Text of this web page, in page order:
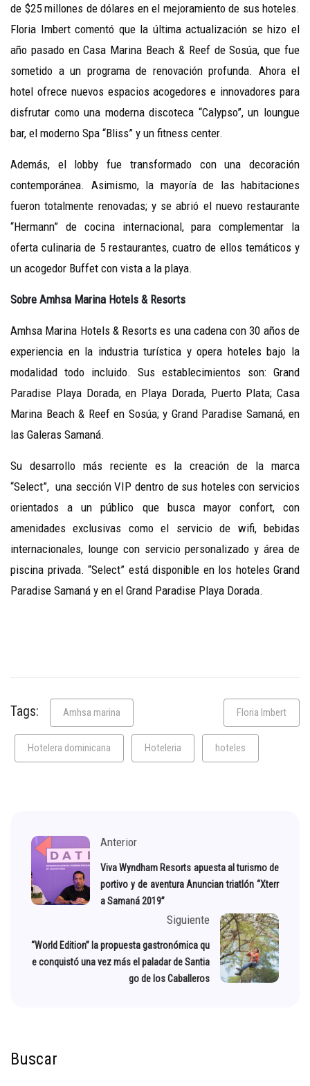
de $25 millones de dólares en el mejoramiento de sus hoteles.
Floria Imbert comentó que la última actualización se hizo el
año pasado en Casa Marina Beach & Reef de Sosúa, que fue
sometido a un programa de renovación profunda. Ahora el
hotel ofrece nuevos espacios acogedores e innovadores para
disfrutar como una moderna discoteca “Calypso”, un loungue
bar, el moderno Spa “Bliss” y un fitness center.
Además, el lobby fue transformado con una decoración
contemporánea. Asimismo, la mayoría de las habitaciones
fueron totalmente renovadas; y se abrió el nuevo restaurante
“Hermann” de cocina internacional, para complementar la
oferta culinaria de 5 restaurantes, cuatro de ellos temáticos y
un acogedor Buffet con vista a la playa.
Sobre Amhsa Marina Hotels & Resorts
Amhsa Marina Hotels & Resorts es una cadena con 30 años de
experiencia en la industria turística y opera hoteles bajo la
modalidad todo incluido. Sus establecimientos son: Grand
Paradise Playa Dorada, en Playa Dorada, Puerto Plata; Casa
Marina Beach & Reef en Sosúa; y Grand Paradise Samaná, en
las Galeras Samaná.
Su desarrollo más reciente es la creación de la marca
“Select”, una sección VIP dentro de sus hoteles con servicios
orientados a un público que busca mayor confort, con
amenidades exclusivas como el servicio de wifi, bebidas
internacionales, lounge con servicio personalizado y área de
piscina privada. “Select” está disponible en los hoteles Grand
Paradise Samaná y en el Grand Paradise Playa Dorada.
Tags: Amhsa marina Floria Imbert
Hotelera dominicana Hoteleria hoteles
Anterior
Viva Wyndham Resorts apuesta al turismo de
portivo y de aventura Anuncian triatlón “Xterr
a Samaná 2019”
Siguiente
“World Edition” la propuesta gastronómica qu
e conquistó una vez más el paladar de Santia
go de los Caballeros
Buscar